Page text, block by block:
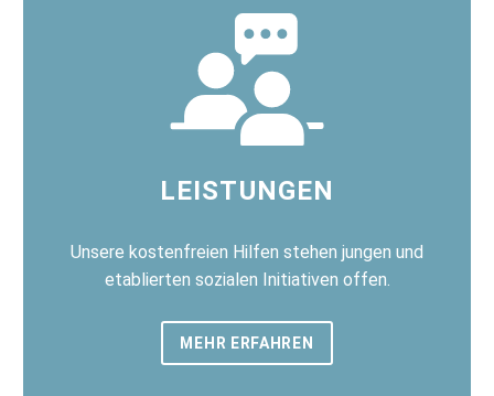
LEISTUNGEN
Unsere kostenfreien Hilfen stehen jungen und
etablierten sozialen Initiativen offen.
MEHR ERFAHREN